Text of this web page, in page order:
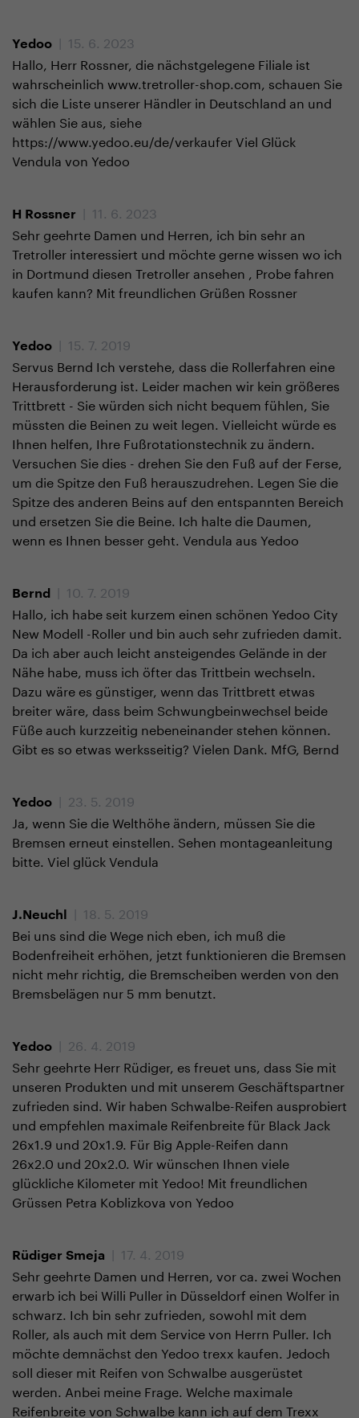
Yedoo
| 15. 6. 2023
Hallo, Herr Rossner, die nächstgelegene Filiale ist
wahrscheinlich www.tretroller-shop.com, schauen Sie
sich die Liste unserer Händler in Deutschland an und
wählen Sie aus, siehe
https://www.yedoo.eu/de/verkaufer Viel Glück
Vendula von Yedoo
H Rossner
| 11. 6. 2023
Sehr geehrte Damen und Herren, ich bin sehr an
Tretroller interessiert und möchte gerne wissen wo ich
in Dortmund diesen Tretroller ansehen , Probe fahren
kaufen kann? Mit freundlichen Grüßen Rossner
Yedoo
| 15. 7. 2019
Servus Bernd Ich verstehe, dass die Rollerfahren eine
Herausforderung ist. Leider machen wir kein größeres
Trittbrett - Sie würden sich nicht bequem fühlen, Sie
müssten die Beinen zu weit legen. Vielleicht würde es
Ihnen helfen, Ihre Fußrotationstechnik zu ändern.
Versuchen Sie dies - drehen Sie den Fuß auf der Ferse,
um die Spitze den Fuß herauszudrehen. Legen Sie die
Spitze des anderen Beins auf den entspannten Bereich
und ersetzen Sie die Beine. Ich halte die Daumen,
wenn es Ihnen besser geht. Vendula aus Yedoo
Bernd
| 10. 7. 2019
Hallo, ich habe seit kurzem einen schönen Yedoo City
New Modell -Roller und bin auch sehr zufrieden damit.
Da ich aber auch leicht ansteigendes Gelände in der
Nähe habe, muss ich öfter das Trittbein wechseln.
Dazu wäre es günstiger, wenn das Trittbrett etwas
breiter wäre, dass beim Schwungbeinwechsel beide
Füße auch kurzzeitig nebeneinander stehen können.
Gibt es so etwas werksseitig? Vielen Dank. MfG, Bernd
Yedoo
| 23. 5. 2019
Ja, wenn Sie die Welthöhe ändern, müssen Sie die
Bremsen erneut einstellen. Sehen montageanleitung
bitte. Viel glück Vendula
J.Neuchl
| 18. 5. 2019
Bei uns sind die Wege nich eben, ich muß die
Bodenfreiheit erhöhen, jetzt funktionieren die Bremsen
nicht mehr richtig, die Bremscheiben werden von den
Bremsbelägen nur 5 mm benutzt.
Yedoo
| 26. 4. 2019
Sehr geehrte Herr Rüdiger, es freuet uns, dass Sie mit
unseren Produkten und mit unserem Geschäftspartner
zufrieden sind. Wir haben Schwalbe-Reifen ausprobiert
und empfehlen maximale Reifenbreite für Black Jack
26x1.9 und 20x1.9. Für Big Apple-Reifen dann
26x2.0 und 20x2.0. Wir wünschen Ihnen viele
glückliche Kilometer mit Yedoo! Mit freundlichen
Grüssen Petra Koblizkova von Yedoo
Rüdiger Smeja
| 17. 4. 2019
Sehr geehrte Damen und Herren, vor ca. zwei Wochen
erwarb ich bei Willi Puller in Düsseldorf einen Wolfer in
schwarz. Ich bin sehr zufrieden, sowohl mit dem
Roller, als auch mit dem Service von Herrn Puller. Ich
möchte demnächst den Yedoo trexx kaufen. Jedoch
soll dieser mit Reifen von Schwalbe ausgerüstet
werden. Anbei meine Frage. Welche maximale
Reifenbreite von Schwalbe kann ich auf dem Trexx